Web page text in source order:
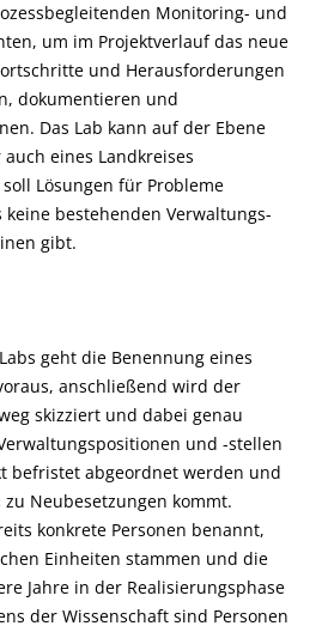
Monitoring- und
um im Projektverlauf das neue
und Herausforderungen
dokumentieren und
Das Lab kann auf der Ebene
eines Landkreises
Lösungen für Probleme
bestehenden Verwaltungs-
gibt.
geht die Benennung eines
anschließend wird der
skizziert und dabei genau
und -stellen
befristet abgeordnet werden und
Neubesetzungen kommt.
konkrete Personen benannt,
Einheiten stammen und die
Jahre in der Realisierungsphase
der Wissenschaft sind Personen